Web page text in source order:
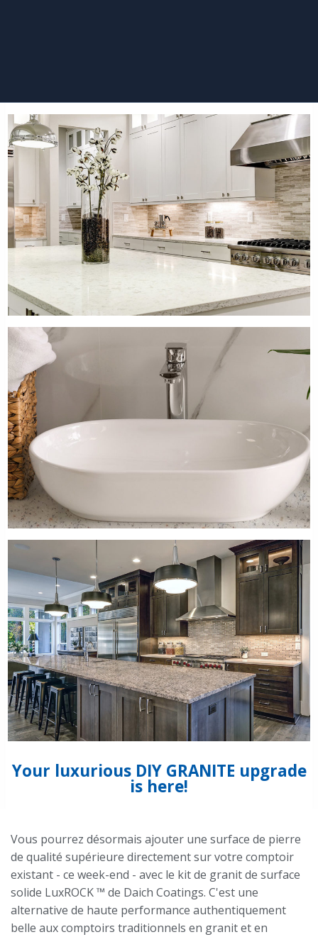
Your luxurious DIY GRANITE upgrade
is here!
Vous pourrez désormais ajouter une surface de pierre
de qualité supérieure directement sur votre comptoir
existant - ce week-end - avec le kit de granit de surface
solide LuxROCK ™ de Daich Coatings. C'est une
alternative de haute performance authentiquement
belle aux comptoirs traditionnels en granit et en